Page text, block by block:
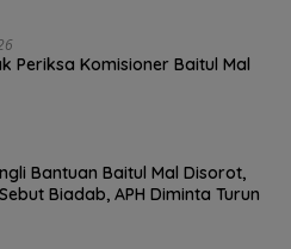
Periksa Komisioner Baitul Mal
Bantuan Baitul Mal Disorot,
Biadab, APH Diminta Turun